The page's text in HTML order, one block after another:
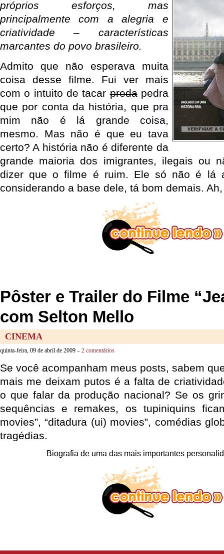
próprios esforços, mas
principalmente com a alegria e
criatividade – características
marcantes do povo brasileiro.
Admito que não esperava muita
coisa desse filme. Fui ver mais
com o intuito de tacarpredapedra
que por conta da história, que pra
mim não é lá grande coisa,
mesmo. Mas não é que eu tava
certo? A história não é diferente da
grande maioria dos imigrantes, ilegais ou
dizer que o filme é ruim. Ele só não é lá
considerando a base dele, tá bom demais.
Pôster e Trailer do Filme
com Selton Mello
CINEMA
quinta-feira, 09 de abril de 2009 – 2 comentários
Se você acompanham meus posts, sabem
mais me deixam putos é a falta de
o que falar da produção nacional? Se os
sequências e remakes, os tupiniquins
movies”, “ditadura (ui) movies”, comédias
tragédias.
Biografia de uma das mais importantes